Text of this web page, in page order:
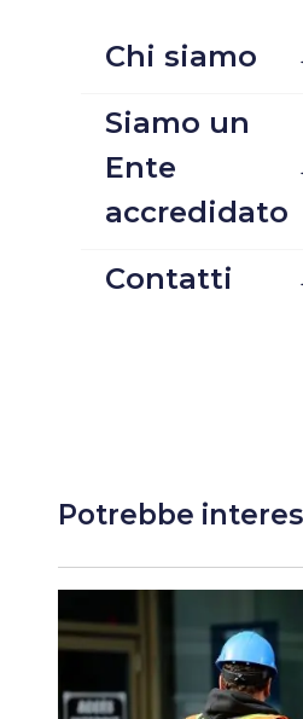
Chi siamo
Siamo un
Ente
accredidato
Contatti
Potrebbe